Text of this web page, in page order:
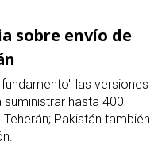
sobre envío de
las versiones
hasta 400
Pakistán también